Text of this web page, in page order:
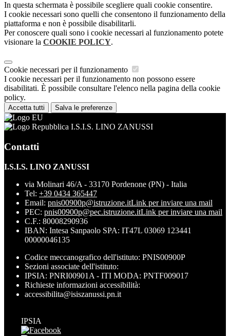
In questa schermata è possibile scegliere quali cookie consentire.
I cookie necessari sono quelli che consentono il funzionamento della
piattaforma e non è possibile disabilitarli.
Per conoscere quali sono i cookie necessari al funzionamento potete
visionare la COOKIE POLICY.
Cookie necessari per il funzionamento
I cookie necessari per il funzionamento non possono essere
disabilitati. È possibile consultare l'elenco nella pagina della cookie
policy.
Accetta tutti Salva le preferenze
I.S.I.S. LINO ZANUSSI
Contatti
I.S.I.S. LINO ZANUSSI
via Molinari 46/A - 33170 Pordenone (PN) - Italia
Tel: +39 0434 365447
Email: pnis00900p@istruzione.itLink per inviare una mail
PEC: pnis00900p@pec.istruzione.itLink per inviare una mail
C.F.: 80008290936
IBAN: Intesa Sanpaolo SPA: IT47L 03069 123441
00000046135
Codice meccanografico dell'istituto: PNIS00900P
Sezioni associate dell'istituto:
IPSIA: PNRI00901A - ITI MODA: PNTF009017
Richieste informazioni accessibilità:
accessibilita@isiszanussi.pn.it
IPSIA